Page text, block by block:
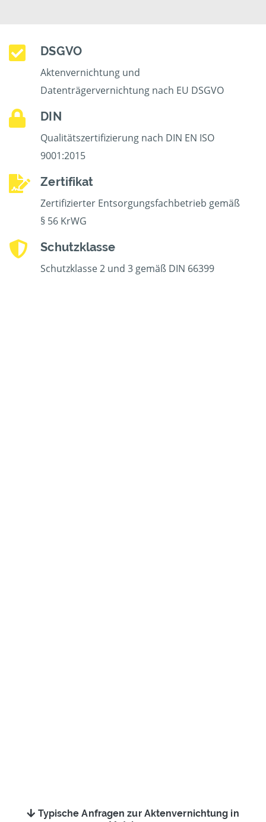
DSGVO
Aktenvernichtung und
Datenträgervernichtung nach EU DSGVO
DIN
Qualitätszertifizierung nach DIN EN ISO
9001:2015
Zertifikat
Zertifizierter Entsorgungsfachbetrieb gemäß
§ 56 KrWG
Schutzklasse
Schutzklasse 2 und 3 gemäß DIN 66399
Typische Anfragen zur Aktenvernichtung in